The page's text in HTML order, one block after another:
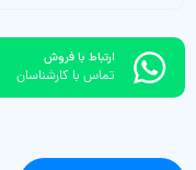
ارتباط با فروش
تماس با کارشناسان